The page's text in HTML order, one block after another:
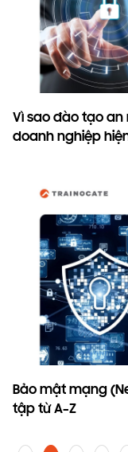
Vì sao đào tạo
doanh nghiệp
Bảo mật mạng
tập từ A–Z